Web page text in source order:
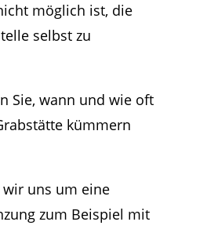
möglich ist, die
selbst zu
Sie, wann und wie oft
kümmern
uns um eine
zum Beispiel mit